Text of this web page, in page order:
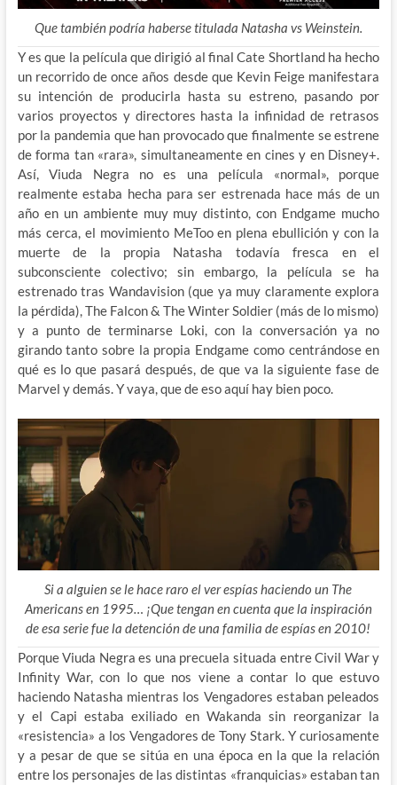
Que también podría haberse titulada Natasha vs Weinstein.
Y es que la película que dirigió al final Cate Shortland ha hecho
un recorrido de once años desde que Kevin Feige manifestara
su intención de producirla hasta su estreno, pasando por
varios proyectos y directores hasta la infinidad de retrasos
por la pandemia que han provocado que finalmente se estrene
de forma tan «rara», simultaneamenteen cines y en Disney+.
Así, Viuda Negra no es una película «normal», porque
realmente estaba hecha para ser estrenada hace más de un
año en un ambiente muy muy distinto, con Endgame mucho
más cerca, el movimiento MeToo en plena ebullición y con la
muerte de la propia Natasha todavía fresca en el
subconsciente colectivo; sin embargo, la película se ha
estrenado tras Wandavision (que ya muy claramente explora
la pérdida), The Falcon & The Winter Soldier (más de lo mismo)
y a punto de terminarse Loki, con la conversación ya no
girando tanto sobre la propia Endgame como centrándose en
qué es lo que pasará después, de que va la siguiente fase de
Marvel y demás. Y vaya, que de eso aquí hay bien poco.
Si a alguien se le hace raro el ver espías haciendo un The
Americans en 1995… ¡Que tengan en cuenta que la inspiración
de esa serie fue la detención de una familia de espías en 2010!
Porque Viuda Negra es una precuela situada entre Civil War y
Infinity War, con lo que nos viene a contar lo que estuvo
haciendo Natasha mientras los Vengadores estaban peleados
y el Capi estaba exiliado en Wakanda sin reorganizar la
«resistencia» a los Vengadores de Tony Stark. Y curiosamente
y a pesar de que se sitúa en una época en la que la relación
entre los personajes de las distintas «franquicias» estaban tan